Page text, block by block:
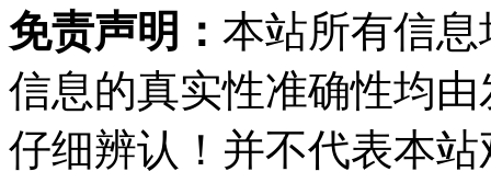
免责声明： 本站所有信
信息的真实性准确性均
仔细辨认！并不代表本站